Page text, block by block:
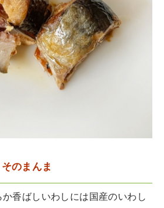
のまんま
香ばしいわしには国産のいわし